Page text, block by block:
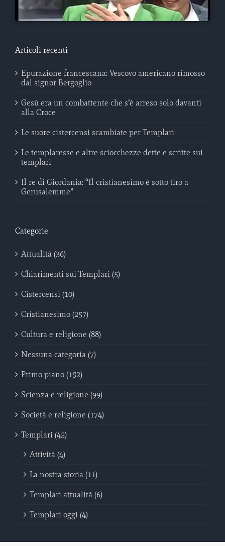
Articoli recenti
Epurazione francescana: Vescovo americano rimosso
dal signor Bergoglio
Gesù era un combattente che s’è arreso solo davanti
alla Croce
Le suore cistercensi scambiate per Templari
Le templaresse e altre sciocchezze dette e scritte sui
templari
Il re di Giordania: “Il cristianesimo è sotto tiro a
Gerusalemme”
Categorie
Attualità (36)
Chiarimenti sui Templari (5)
Cistercensi (10)
Cristianesimo (257)
Cultura e religione (88)
Nessuna categoria (7)
Primo piano (152)
Scienza e religione (99)
Società e religione (174)
Templari (45)
Attività (4)
La nostra storia (11)
Templari attualità (6)
Templari oggi (4)